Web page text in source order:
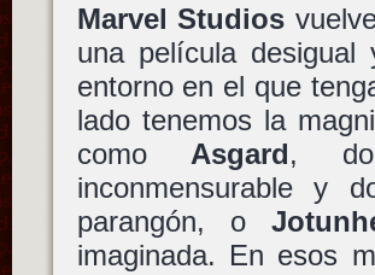
Marvel Studios
una película desigual
entorno en el que
lado tenemos la
como Asgard,
inconmensurable y
parangón, o
imaginada. En esos